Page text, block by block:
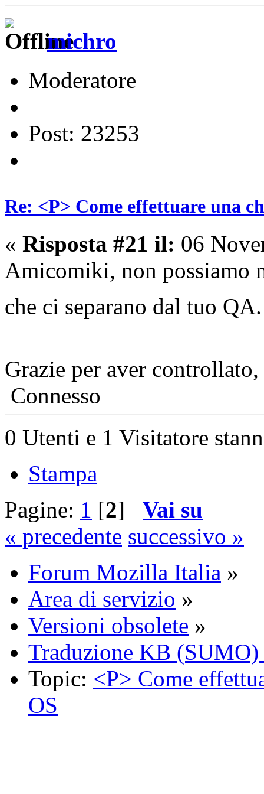
michro
Moderatore
Post: 23253
Re: <P> Come effettuare una
« Risposta #21 il: 06
Amicomiki, non possiamo
che ci separano dal tuo
Grazie per aver
Connesso
0 Utenti e 1 Visitatore
Stampa
Pagine: 1 [2] Vai su
« precedente successivo »
Forum Mozilla Italia »
Area di servizio »
Versioni obsolete »
Traduzione KB
Topic: <P> Come
OS